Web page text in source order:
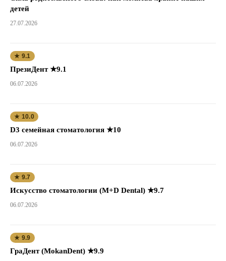
детей
27.07.2026
★ 9.1
ПрезиДент ★9.1
06.07.2026
★ 10.0
D3 семейная стоматология ★10
06.07.2026
★ 9.7
Искусство стоматологии (M+D Dental) ★9.7
06.07.2026
★ 9.9
ГраДент (MokanDent) ★9.9